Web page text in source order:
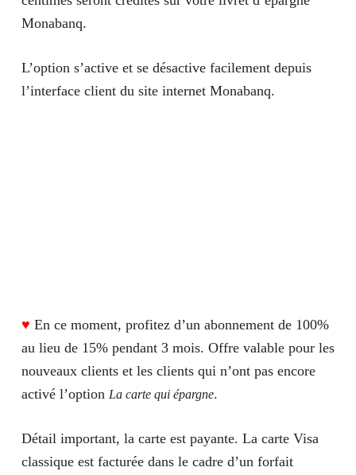
Monabanq.
L’option s’active et se désactive facilement depuis
l’interface client du site internet Monabanq.
♥ En ce moment, profitez d’un abonnement de 100%
au lieu de 15% pendant 3 mois. Offre valable pour les
nouveaux clients et les clients qui n’ont pas encore
activé l’option La carte qui épargne.
Détail important, la carte est payante. La carte Visa
classique est facturée dans le cadre d’un forfait